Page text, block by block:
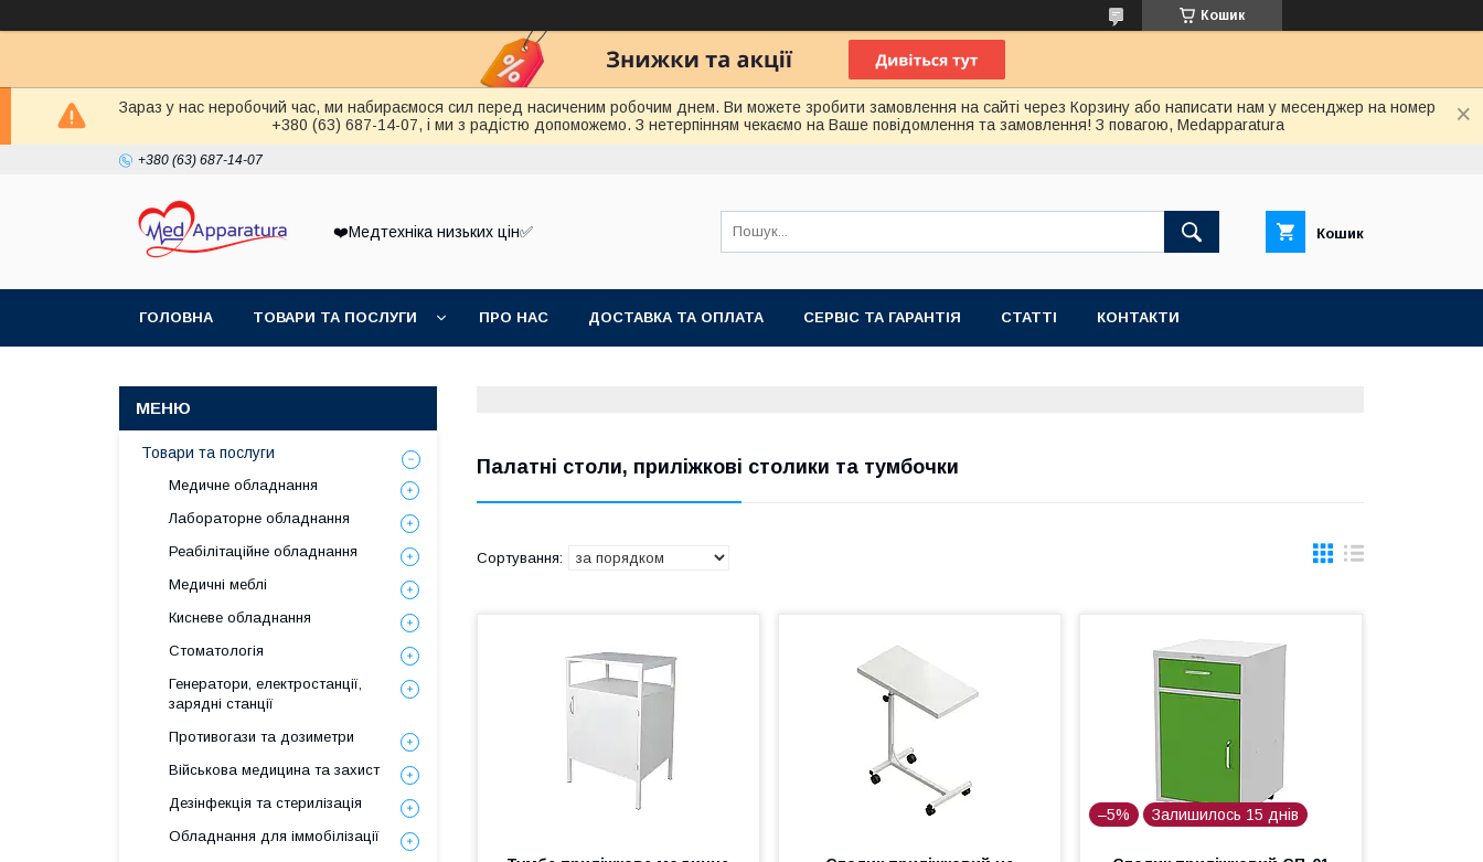
Кошик
Зараз у нас неробочий час, ми набираємося сил перед насиченим робочим днем. Ви можете зробити замовлення на сайті через Корзину або написати нам у месенджер на номер
+380 (63) 687-14-07, і ми з радістю допоможемо. З нетерпінням чекаємо на Ваше повідомлення та замовлення! З повагою, Medapparatura
+380 (63) 687-14-07
❤️Медтехніка низьких цін✅ Кошик
ГОЛОВНА ТОВАРИ ТА ПОСЛУГИ ПРО НАС ДОСТАВКА ТА ОПЛАТА СЕРВІС ТА ГАРАНТІЯ СТАТТІ КОНТАКТИ
Палатні столи, приліжкові столики та тумбочки
–5% Залишилось 15 днів
Товари та послуги
Медичне обладнання
Лабораторне обладнання
Реабілітаційне обладнання
Медичні меблі
Кисневе обладнання
Стоматологія
Генератори, електростанції,
зарядні станції
Противогази та дозиметри
Військова медицина та захист
Дезінфекція та стерилізація
Обладнання для іммобілізації